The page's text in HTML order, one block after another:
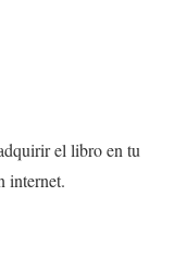
el libro en tu
internet.